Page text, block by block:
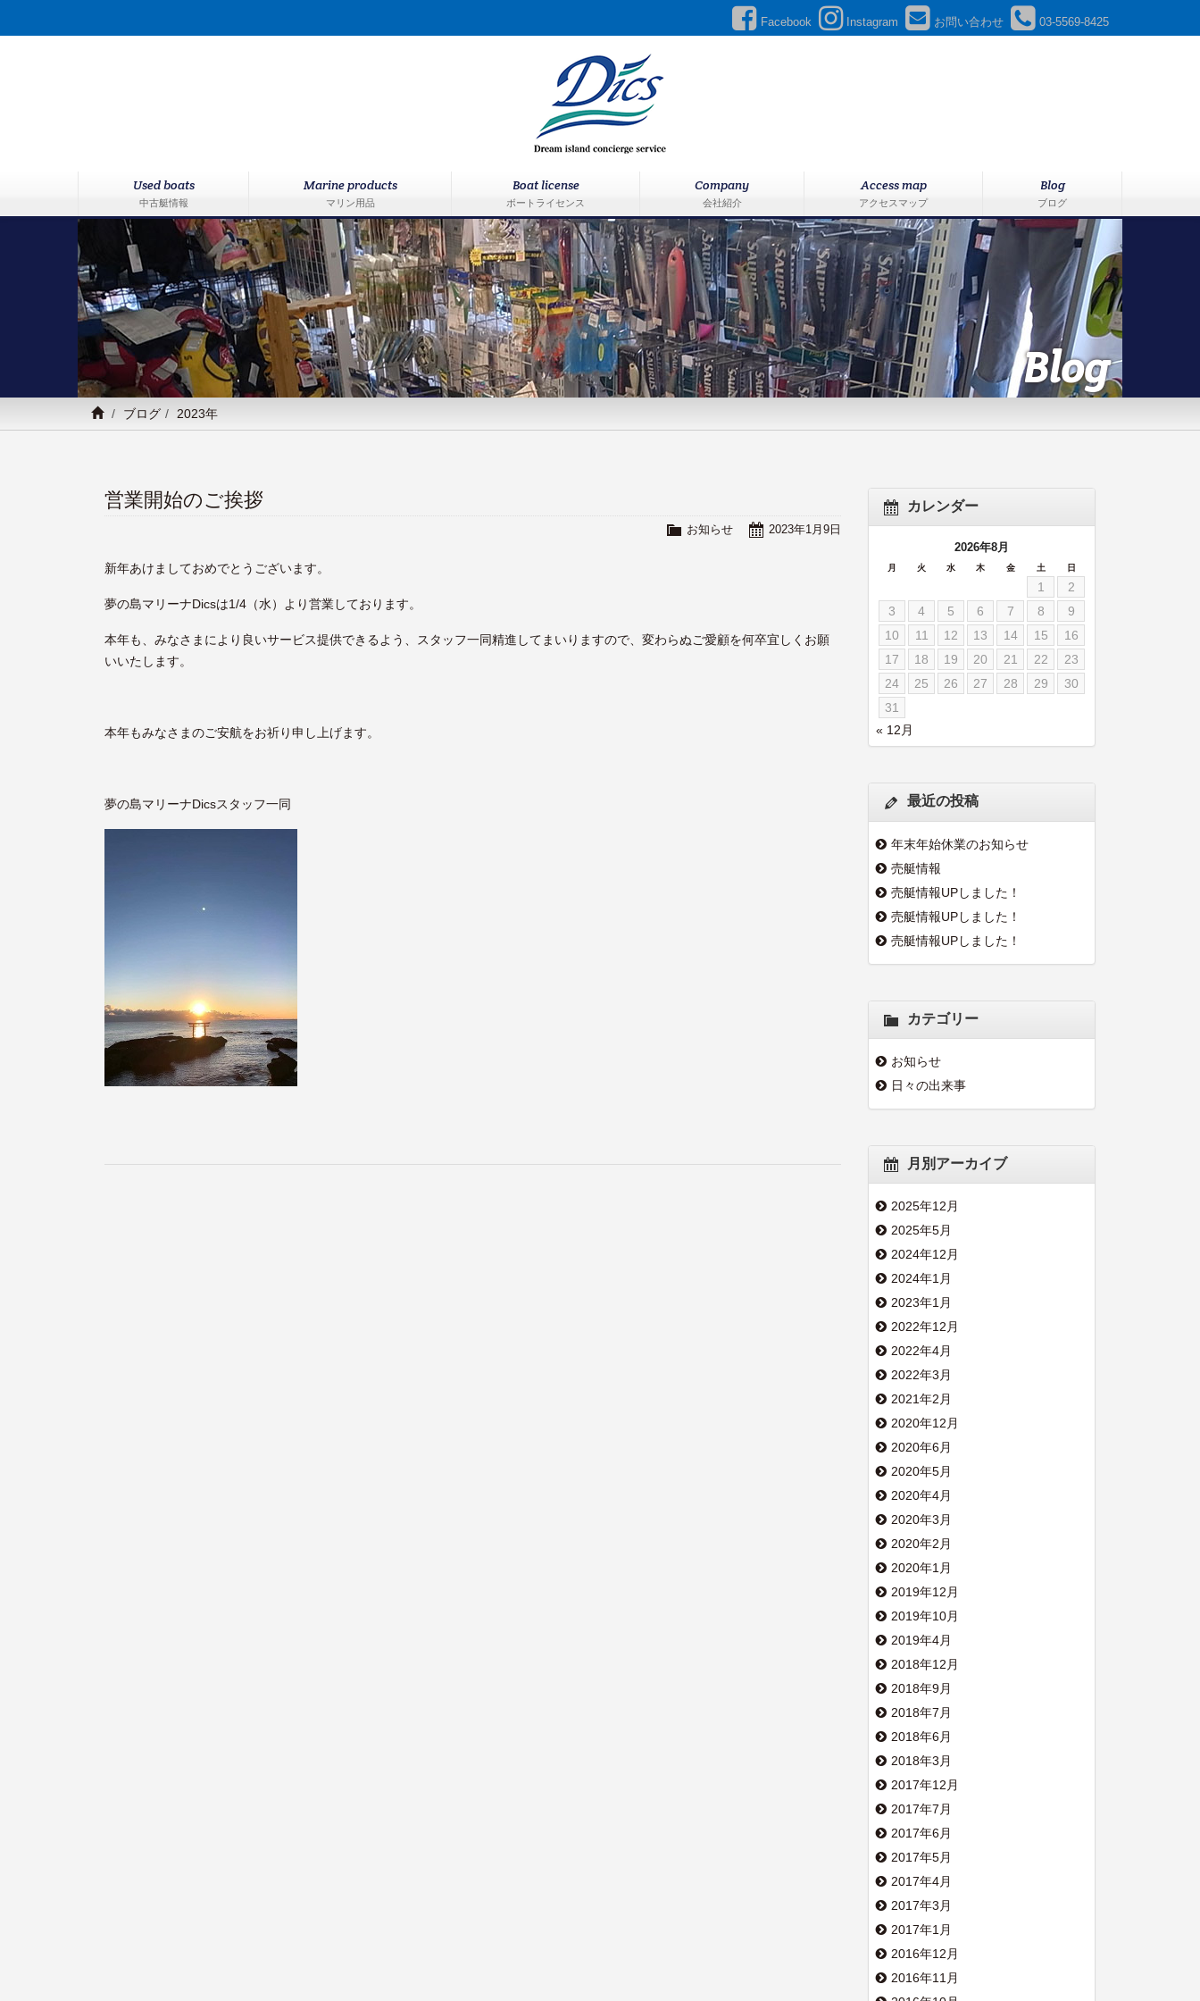
Facebook Instagram お問い合わせ 03-5569-8425
Used boats
中古艇情報
Marine products
マリン用品
Boat license
ボートライセンス
Company
会社紹介
Access map
アクセスマップ
Blog
ブログ
Blog
ブログ 2023年
営業開始のご挨拶
2023年1月9日
お知らせ
新年あけましておめでとうございます。
夢の島マリーナDicsは1/4（水）より営業しております。
本年も、みなさまにより良いサービス提供できるよう、スタッフ一同精進してまいりますので、変わらぬご愛顧を何卒宜しくお願
いいたします。
本年もみなさまのご安航をお祈り申し上げます。
夢の島マリーナDicsスタッフ一同
カレンダー
2026年8月
月 火 水 木 金 土 日
1
2
3
4 5 6 7 8
9
10
11 12 13 14 15
16
17
18 19 20 21 22
23
24
25 26 27 28 29
30
31
« 12月
最近の投稿
年末年始休業のお知らせ
売艇情報
売艇情報UPしました！
売艇情報UPしました！
売艇情報UPしました！
カテゴリー
お知らせ
日々の出来事
月別アーカイブ
2025年12月
2025年5月
2024年12月
2024年1月
2023年1月
2022年12月
2022年4月
2022年3月
2021年2月
2020年12月
2020年6月
2020年5月
2020年4月
2020年3月
2020年2月
2020年1月
2019年12月
2019年10月
2019年4月
2018年12月
2018年9月
2018年7月
2018年6月
2018年3月
2017年12月
2017年7月
2017年6月
2017年5月
2017年4月
2017年3月
2017年1月
2016年12月
2016年11月